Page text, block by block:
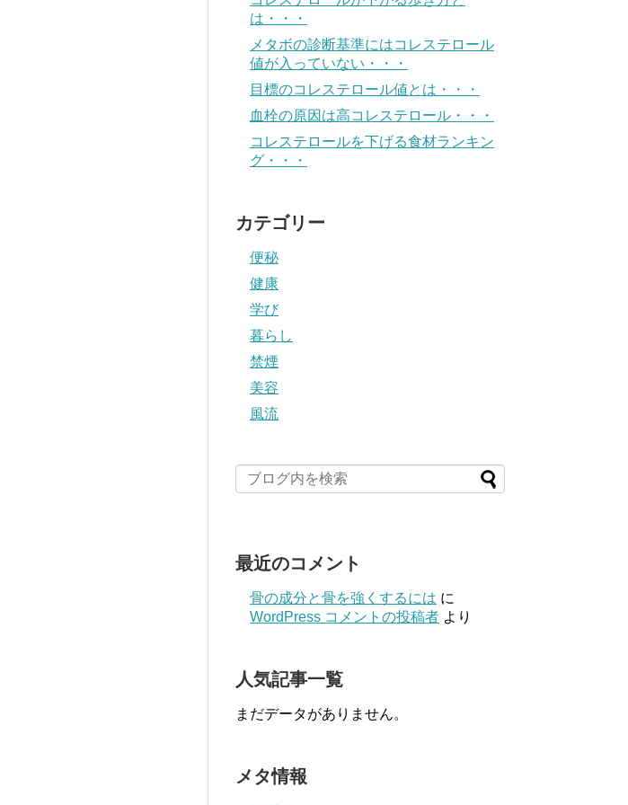
は・・・
メタボの診断基準にはコレステロール
値が入っていない・・・
目標のコレステロール値とは・・・
血栓の原因は高コレステロール・・・
コレステロールを下げる食材ランキン
グ・・・
カテゴリー
便秘
健康
学び
暮らし
禁煙
美容
風流
最近のコメント
骨の成分と骨を強くするには に
WordPress コメントの投稿者 より
人気記事一覧
まだデータがありません。
メタ情報